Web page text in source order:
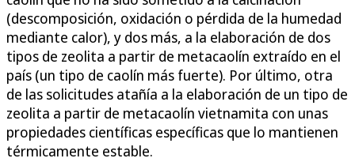
(descomposición, oxidación o pérdida de la humedad
mediante calor), y dos más, a la elaboración de dos
tipos de zeolita a partir de metacaolín extraído en el
país (un tipo de caolín más fuerte). Por último, otra
de las solicitudes atañía a la elaboración de un tipo de
zeolita a partir de metacaolín vietnamita con unas
propiedades científicas específicas que lo mantienen
térmicamente estable.